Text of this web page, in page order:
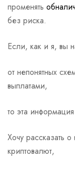
променять
без риска.
Если, как и я, вы
от непонятных
выплатами,
то эта
Хочу рассказать
криптовалют,